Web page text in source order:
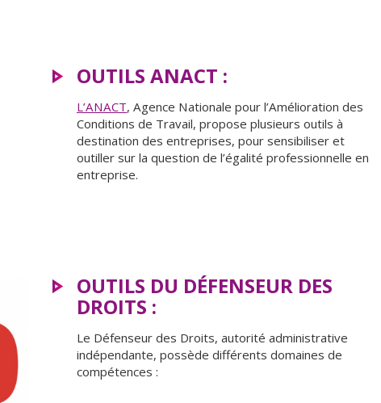
OUTILS ANACT :
L’ANACT, Agence Nationale pour l’Amélioration des
Conditions de Travail, propose plusieurs outils à
destination des entreprises, pour sensibiliser et
outiller sur la question de l’égalité professionnelle en
entreprise.
OUTILS DU DÉFENSEUR DES
DROITS :
Le Défenseur des Droits, autorité administrative
indépendante, possède différents domaines de
compétences :